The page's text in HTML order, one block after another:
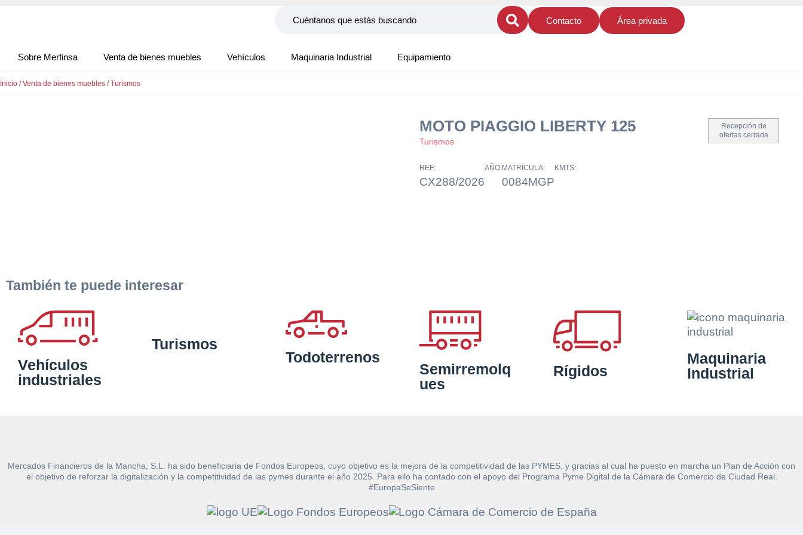
Contacto Área privada
Sobre Merfinsa Venta de bienes muebles Vehículos Maquinaria Industrial Equipamiento
Inicio /Venta de bienes muebles /Turismos
MOTO PIAGGIO LIBERTY 125
Turismos
Recepción de
ofertas cerrada
REF:
CX288/2026
AÑO:MATRÍCULA:
0084MGP
KMTS:
También te puede interesar
Vehículos
industriales
Turismos
Todoterrenos
Semirremolq
ues
Rígidos
Maquinaria
Industrial
Mercados Financieros de la Mancha, S.L. ha sido beneficiaria de Fondos Europeos, cuyo objetivo es la mejora de la competitividad de las PYMES, y gracias al cual ha puesto en marcha un Plan de Acción con
el objetivo de reforzar la digitalización y la competitividad de las pymes durante el año 2025. Para ello ha contado con el apoyo del Programa Pyme Digital de la Cámara de Comercio de Ciudad Real.
#EuropaSeSiente